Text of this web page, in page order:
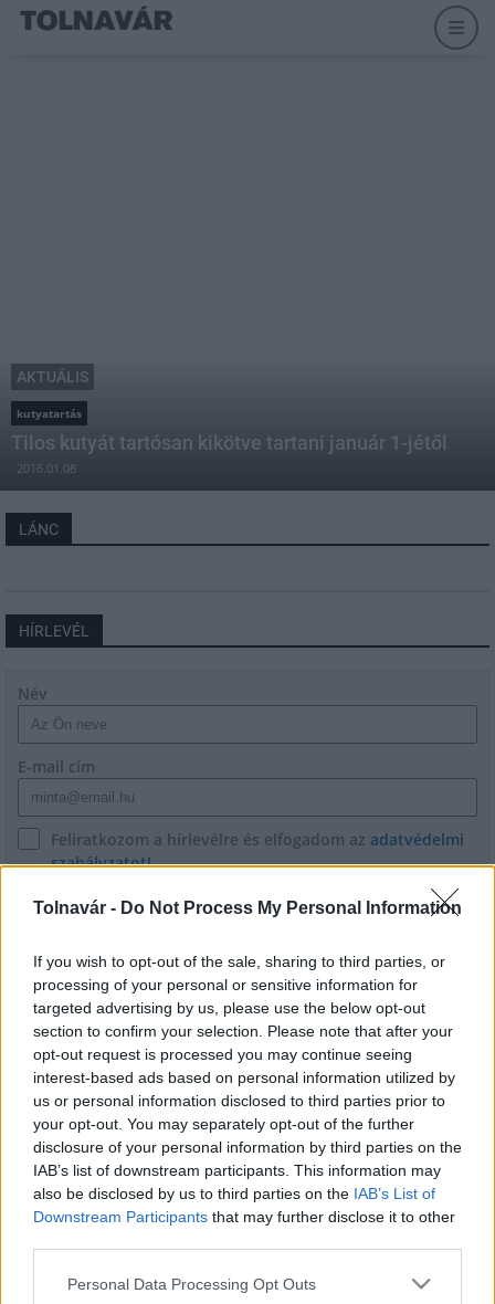
Tolnavár - Do Not Process My Personal Information
If you wish to opt-out of the sale, sharing to third parties, or
processing of your personal or sensitive information for
targeted advertising by us, please use the below opt-out
section to confirm your selection. Please note that after your
opt-out request is processed you may continue seeing
interest-based ads based on personal information utilized by
us or personal information disclosed to third parties prior to
your opt-out. You may separately opt-out of the further
disclosure of your personal information by third parties on the
IAB’s list of downstream participants. This information may
also be disclosed by us to third parties on the IAB’s List of
Downstream Participants that may further disclose it to other
Please note that this website/app uses one or more Google
Personal Data Processing Opt Outs
AKTUÁLIS
kutyatartás
Tilos kutyát tartósan kikötve tartani január 1-jétől
2016.01.08
LÁNC
HÍRLEVÉL
Név
E-mail cím
Feliratkozom a hírlevélre és elfogadom az adatvédelmi
szabályzatot!
FELIRATKOZÁS
LEGFRISSEBB
Országos hírek
SZAKIRÁNYÚ TOVÁBBKÉPZÉSEKKEL SEGÍTI IDÉN IS
A TÁRSADALMI KIHÍVÁSOK LEKÜZDÉSÉT A GÁL
FERENC EGYETEM
elkerülésében
Folytatódik a szúnyogírtás szerte az országban. Az ázsiai